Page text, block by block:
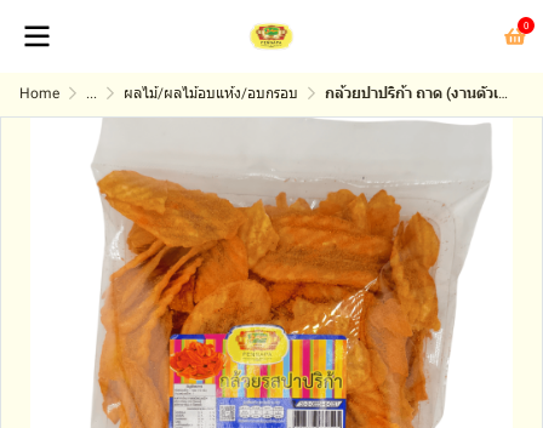
0
Home ... ผลไม้/ผลไม้อบแห้ง/อบกรอบ กล้วยปาปริก้า ถาด (งานตัวเล็ก)